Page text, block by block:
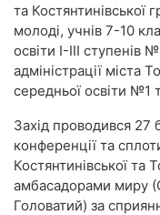
та Костянтинівської
молоді, учнів 7-10
освіти І-ІІІ ступенів
адміністрації міста
середньої освіти №1
Захід проводився 27
конференції та
Костянтинівської та
амбасадорами миру
Головатий) за